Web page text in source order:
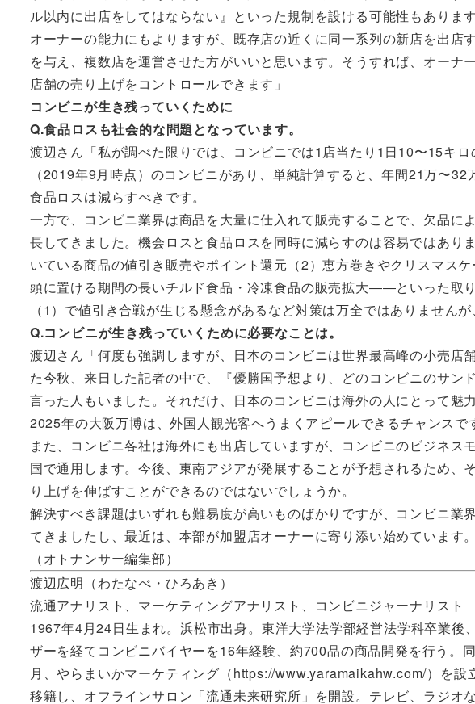
ル以内に出店をしてはならない』といった規制を設ける可能性もあります
オーナーの能力にもよりますが、既存店の近くに同一系列の新店を出店
を与え、複数店を運営させた方がいいと思います。そうすれば、オー
店舗の売り上げをコントロールできます」
コンビニが生き残っていくために
Q.食品ロスも社会的な問題となっています。
渡辺さん「私が調べた限りでは、コンビニでは1店当たり1日10〜15キ
（2019年9月時点）のコンビニがあり、単純計算すると、年間21万〜32
食品ロスは減らすべきです。
一方で、コンビニ業界は商品を大量に仕入れて販売することで、欠品に
長してきました。機会ロスと食品ロスを同時に減らすのは容易ではあ
いている商品の値引き販売やポイント還元（2）恵方巻きやクリスマス
頭に置ける期間の長いチルド食品・冷凍食品の販売拡大――といった取り
（1）で値引き合戦が生じる懸念があるなど対策は万全ではありません
Q.コンビニが生き残っていくために必要なことは。
渡辺さん「何度も強調しますが、日本のコンビニは世界最高峰の小売店
た今秋、来日した記者の中で、『優勝国予想より、どのコンビニのサン
言った人もいました。それだけ、日本のコンビニは海外の人にとって魅
2025年の大阪万博は、外国人観光客へうまくアピールできるチャンスで
また、コンビニ各社は海外にも出店していますが、コンビニのビジネス
国で通用します。今後、東南アジアが発展することが予想されるため、
り上げを伸ばすことができるのではないでしょうか。
解決すべき課題はいずれも難易度が高いものばかりですが、コンビニ業
てきましたし、最近は、本部が加盟店オーナーに寄り添い始めています
（オトナンサー編集部）
渡辺広明（わたなべ・ひろあき）
流通アナリスト、マーケティングアナリスト、コンビニジャーナリスト
1967年4月24日生まれ。浜松市出身。東洋大学法学部経営法学科卒業後
ザーを経てコンビニバイヤーを16年経験、約700品の商品開発を行う。
月、やらまいかマーケティング（https://www.yaramaikahw.com/）を
移籍し、オフラインサロン「流通未来研究所」を開設。テレビ、ラジオ